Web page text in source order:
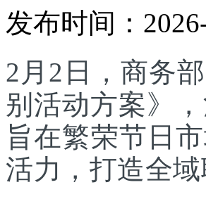
发布时间：
2月2日，商务
别活动方案》
旨在繁荣节日
活力，打造全